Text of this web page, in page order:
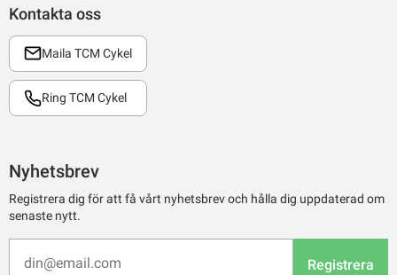
Kontakta oss
Maila TCM Cykel
Ring TCM Cykel
Nyhetsbrev
Registrera dig för att få vårt nyhetsbrev och hålla dig uppdaterad om
senaste nytt.
Registrera